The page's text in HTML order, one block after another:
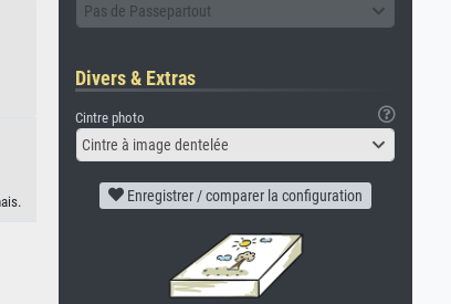
Pas de Passepartout
Divers & Extras
Cintre photo
Cintre à image dentelée
Enregistrer / comparer la configuration